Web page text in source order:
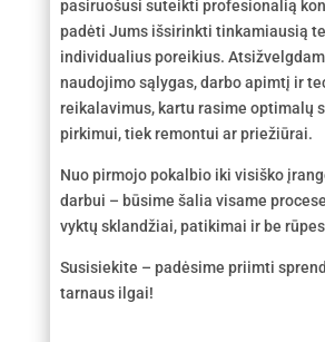
pasiruošusi suteikti profesionalią
padėti Jums išsirinkti tinkamiausią
individualius poreikius.
naudojimo sąlygas, darbo apimtį ir
reikalavimus, kartu rasime optimalų
pirkimui, tiek remontui ar priežiūrai.
Nuo pirmojo pokalbio iki visiško
darbui – būsime šalia visame
vyktų sklandžiai, patikimai ir be
Susisiekite – padėsime priimti
tarnaus ilgai!